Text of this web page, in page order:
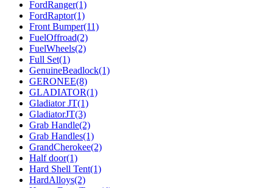
FordRanger(1)
FordRaptor(1)
Front Bumper(11)
FuelOffroad(2)
FuelWheels(2)
Full Set(1)
GenuineBeadlock(1)
GERONEE(8)
GLADIATOR(1)
Gladiator JT(1)
GladiatorJT(3)
Grab Handle(2)
Grab Handles(1)
GrandCherokee(2)
Half door(1)
Hard Shell Tent(1)
HardAlloys(2)